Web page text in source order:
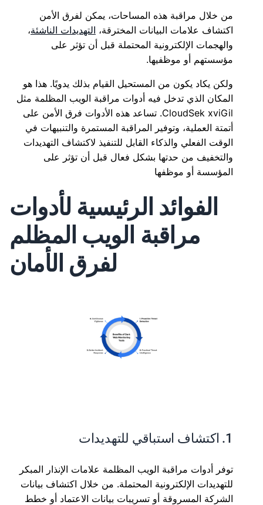
من خلال مراقبة هذه المساحات، يمكن لفرق الأمن
اكتشاف علامات البيانات المخترقة، التهديدات الناشئة،
والهجمات الإلكترونية المحتملة قبل أن تؤثر على
مؤسستهم أو موظفيها.
ولكن يكاد يكون من المستحيل القيام بذلك يدويًا. هذا هو
المكان الذي تدخل فيه أدوات مراقبة الويب المظلمة مثل
CloudSek xviGil. تساعد هذه الأدوات فرق الأمن على
أتمتة العملية، وتوفير المراقبة المستمرة والتنبيهات في
الوقت الفعلي والذكاء القابل للتنفيذ لاكتشاف التهديدات
والتخفيف من حدتها بشكل فعال قبل أن تؤثر على
المؤسسة أو موظفها
الفوائد الرئيسية لأدوات
مراقبة الويب المظلم
لفرق الأمان
1. اكتشاف استباقي للتهديدات
توفر أدوات مراقبة الويب المظلمة علامات الإنذار المبكر
للتهديدات الإلكترونية المحتملة. من خلال اكتشاف بيانات
الشركة المسروقة أو تسريبات بيانات الاعتماد أو خطط